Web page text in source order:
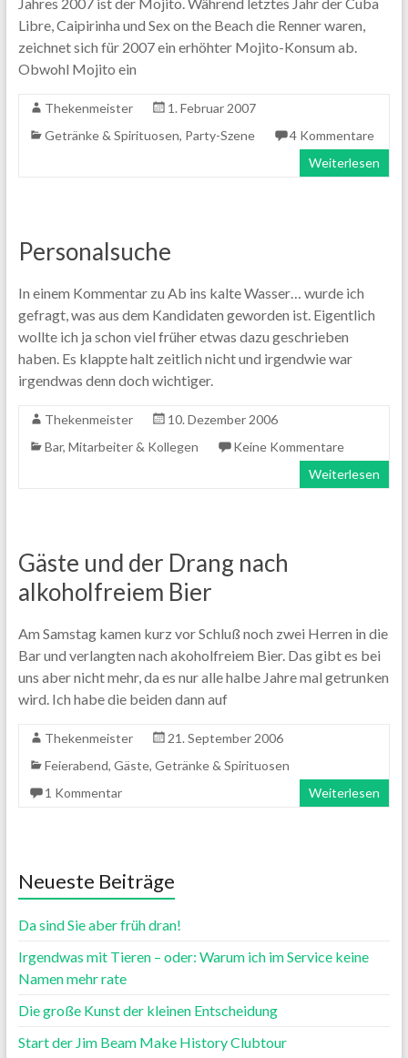
Libre, Caipirinha und Sex on the Beach die Renner waren,
zeichnet sich für 2007 ein erhöhter Mojito-Konsum ab.
Obwohl Mojito ein
Thekenmeister
1. Februar 2007
Getränke & Spirituosen, Party-Szene
4 Kommentare
Weiterlesen
Personalsuche
In einem Kommentar zu Ab ins kalte Wasser… wurde ich
gefragt, was aus dem Kandidaten geworden ist. Eigentlich
wollte ich ja schon viel früher etwas dazu geschrieben
haben. Es klappte halt zeitlich nicht und irgendwie war
irgendwas denn doch wichtiger.
Thekenmeister
10. Dezember 2006
Bar, Mitarbeiter & Kollegen
Keine Kommentare
Weiterlesen
Gäste und der Drang nach
alkoholfreiem Bier
Am Samstag kamen kurz vor Schluß noch zwei Herren in die
Bar und verlangten nach akoholfreiem Bier. Das gibt es bei
uns aber nicht mehr, da es nur alle halbe Jahre mal getrunken
wird. Ich habe die beiden dann auf
Thekenmeister
21. September 2006
Feierabend, Gäste, Getränke & Spirituosen
1 Kommentar
Weiterlesen
Neueste Beiträge
Da sind Sie aber früh dran!
Irgendwas mit Tieren – oder: Warum ich im Service keine
Namen mehr rate
Die große Kunst der kleinen Entscheidung
Start der Jim Beam Make History Clubtour